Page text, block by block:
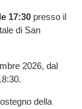
17:30presso il
di San
2026, dal
della